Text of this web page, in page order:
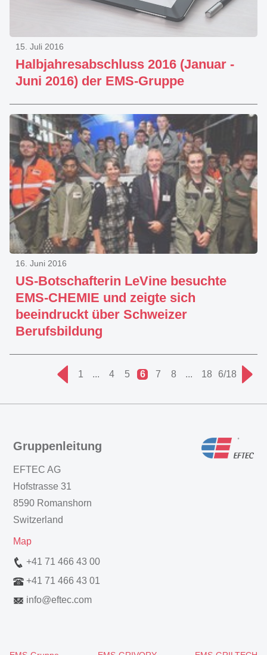
Halbjahresabschluss 2016 (Januar -
Juni 2016) der EMS-Gruppe
15. Juli 2016
US-Botschafterin LeVine besuchte
EMS-CHEMIE und zeigte sich
beeindruckt über Schweizer
Berufsbildung
16. Juni 2016
1 ... 4 5 6 7 8 ... 18 6/18
Gruppenleitung
EFTEC AG
Hofstrasse 31
8590 Romanshorn
Switzerland
Map
+41 71 466 43 00
+41 71 466 43 01
info@eftec.com